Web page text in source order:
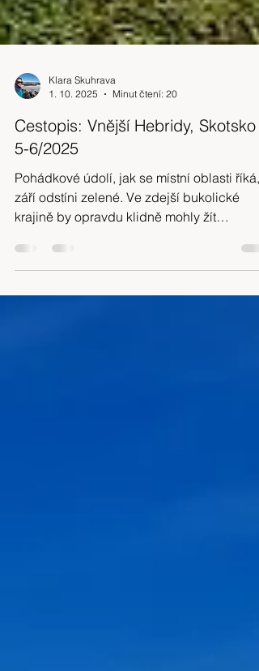
1. 10. 2025
Minut čtení: 20
Cestopis: Vnější Hebridy, Skotsko
5-6/2025
Pohádkové údolí, jak se místní oblasti říká,
krajině by opravdu klidně mohly žít
pohádkové víly. Jen kdyby je tu každý den
nerušilo tolik turistů.